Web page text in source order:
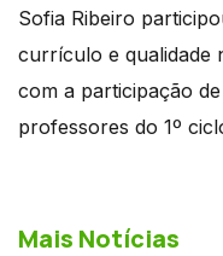
Sofia Ribeiro
currículo e qualidade
com a participação
professores do 1º
Mais Notícias